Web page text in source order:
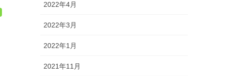
2022年4月
2022年3月
2022年1月
2021年11月